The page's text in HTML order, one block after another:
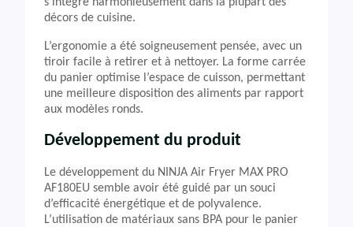
décors de cuisine.
L’ergonomie a été soigneusement pensée, avec un
tiroir facile à retirer et à nettoyer. La forme carrée
du panier optimise l’espace de cuisson, permettant
une meilleure disposition des aliments par rapport
aux modèles ronds.
Développement du produit
Le développement du NINJA Air Fryer MAX PRO
AF180EU semble avoir été guidé par un souci
d’efficacité énergétique et de polyvalence.
L’utilisation de matériaux sans BPA pour le panier